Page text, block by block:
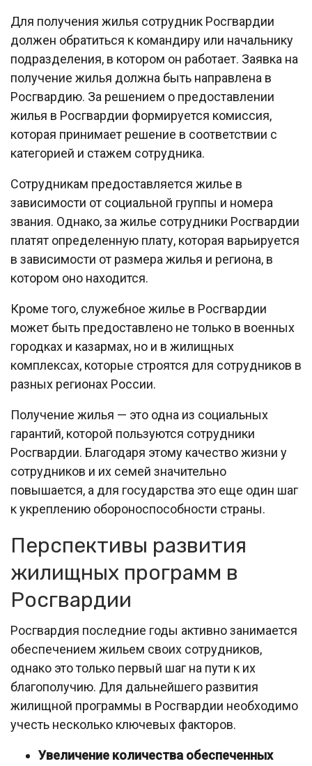
Для получения жилья сотрудник Росгвардии
должен обратиться к командиру или начальнику
подразделения, в котором он работает. Заявка на
получение жилья должна быть направлена в
Росгвардию. За решением о предоставлении
жилья в Росгвардии формируется комиссия,
которая принимает решение в соответствии с
категорией и стажем сотрудника.
Сотрудникам предоставляется жилье в
зависимости от социальной группы и номера
звания. Однако, за жилье сотрудники Росгвардии
платят определенную плату, которая варьируется
в зависимости от размера жилья и региона, в
котором оно находится.
Кроме того, служебное жилье в Росгвардии
может быть предоставлено не только в военных
городках и казармах, но и в жилищных
комплексах, которые строятся для сотрудников в
разных регионах России.
Получение жилья — это одна из социальных
гарантий, которой пользуются сотрудники
Росгвардии. Благодаря этому качество жизни у
сотрудников и их семей значительно
повышается, а для государства это еще один шаг
к укреплению обороноспособности страны.
Перспективы развития
жилищных программ в
Росгвардии
Росгвардия последние годы активно занимается
обеспечением жильем своих сотрудников,
однако это только первый шаг на пути к их
благополучию. Для дальнейшего развития
жилищной программы в Росгвардии необходимо
учесть несколько ключевых факторов.
Увеличение количества обеспеченных